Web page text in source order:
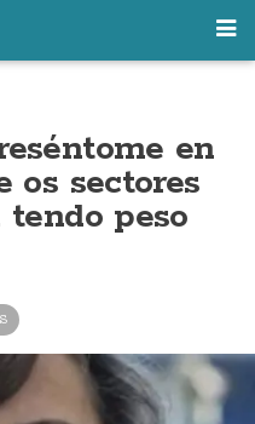
en
os sectores
peso